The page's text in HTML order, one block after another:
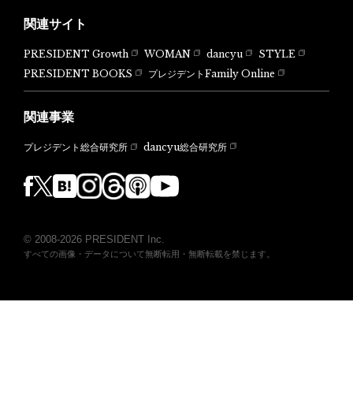
関連サイト
PRESIDENT Growth WOMAN dancyu
STYLE
PRESIDENT BOOKS
プレジデントFamily Online
関連事業
プレジデント総合研究所 dancyu総合研究所
© 2008-2026 PRESIDENT Inc.
すべての画像・データについて無断転用・無断転載を禁じます。